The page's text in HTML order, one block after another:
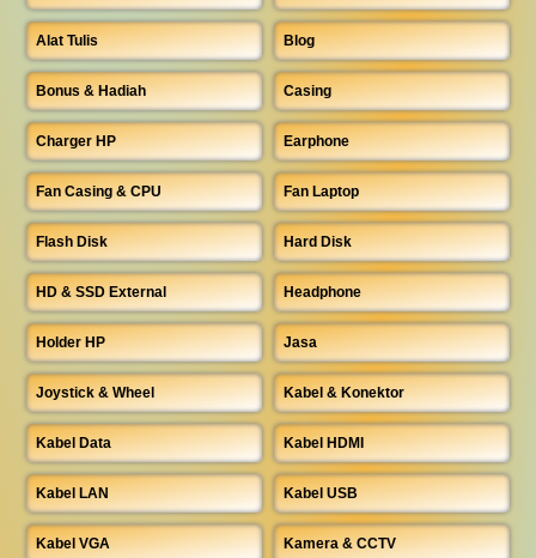
Alat Tulis Blog
Bonus & Hadiah Casing
Charger HP Earphone
Fan Casing & CPU Fan Laptop
Flash Disk Hard Disk
HD & SSD External Headphone
Holder HP Jasa
Joystick & Wheel Kabel & Konektor
Kabel Data Kabel HDMI
Kabel LAN Kabel USB
Kabel VGA Kamera & CCTV